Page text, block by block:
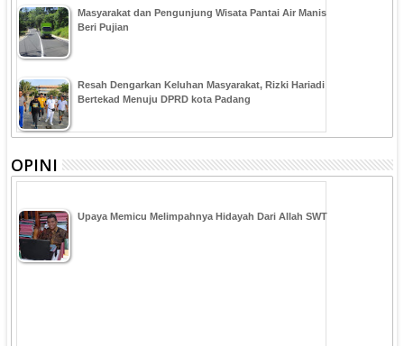
Masyarakat dan Pengunjung Wisata Pantai Air Manis
Beri Pujian
Resah Dengarkan Keluhan Masyarakat, Rizki Hariadi
Bertekad Menuju DPRD kota Padang
OPINI
Upaya Memicu Melimpahnya Hidayah Dari Allah SWT